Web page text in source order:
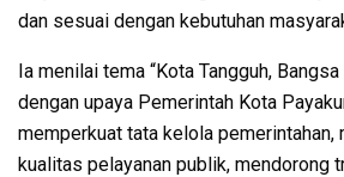
dan sesuai dengan kebutuhan
Ia menilai tema “Kota Tangguh,
dengan upaya Pemerintah Kota
memperkuat tata kelola pemerintahan,
kualitas pelayanan publik, mendorong